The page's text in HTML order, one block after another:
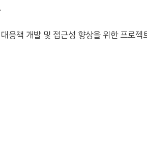
책 개발 및 접근성 향상을 위한 프로젝